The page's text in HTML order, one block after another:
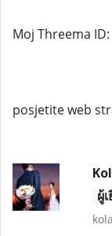
Moj Threema
posjetite web
ผู้